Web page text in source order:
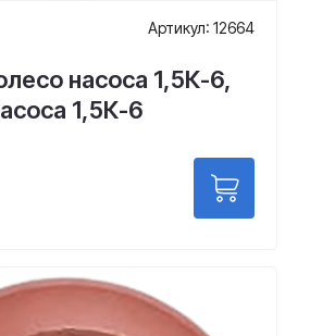
Артикул: 12664
насоса 1,5К-6,
1,5К-6